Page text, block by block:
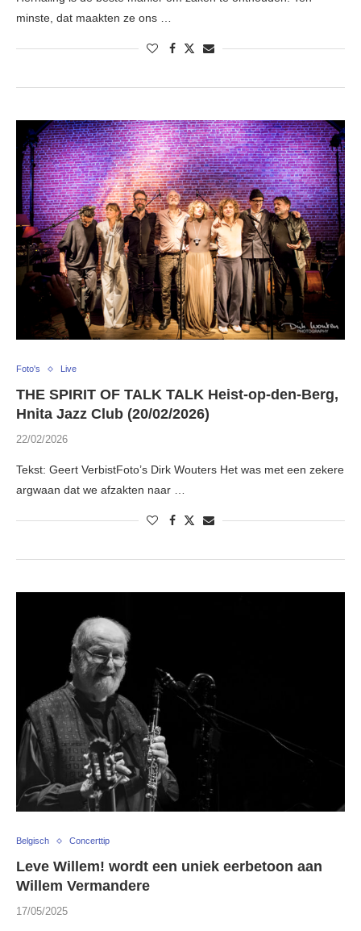
minste, dat maakten ze ons …
Foto's Live
THE SPIRIT OF TALK TALK Heist-op-den-Berg,
Hnita Jazz Club (20/02/2026)
22/02/2026
Tekst: Geert VerbistFoto’s Dirk Wouters Het was met een zekere
argwaan dat we afzakten naar …
Belgisch Concerttip
Leve Willem! wordt een uniek eerbetoon aan
Willem Vermandere
17/05/2025